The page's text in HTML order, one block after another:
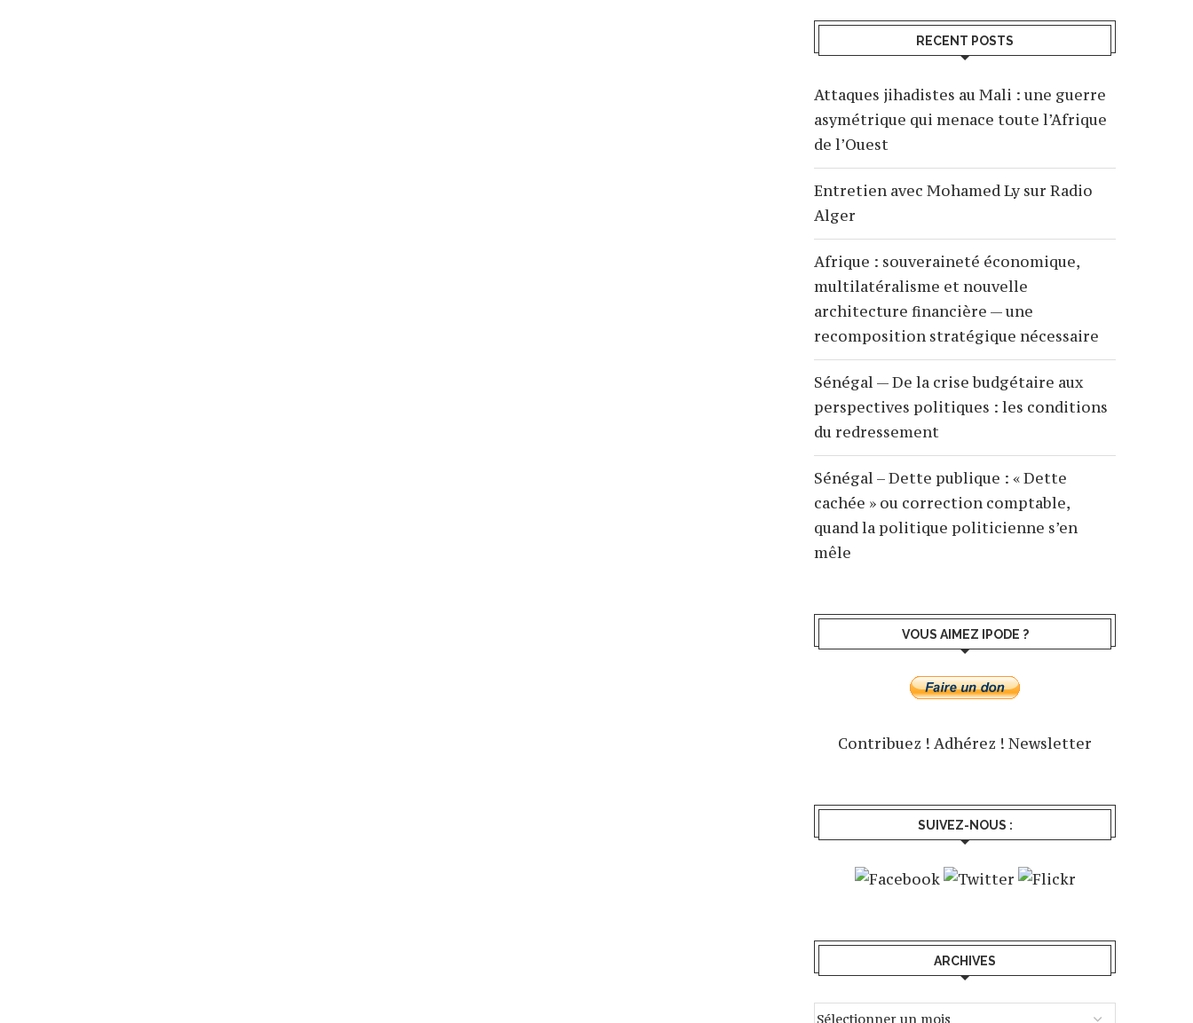
RECENT POSTS
Attaques jihadistes au Mali : une guerre
asymétrique qui menace toute l’Afrique
de l’Ouest
Entretien avec Mohamed Ly sur Radio
Alger
Afrique : souveraineté économique,
multilatéralisme et nouvelle
architecture financière — une
recomposition stratégique nécessaire
Sénégal — De la crise budgétaire aux
perspectives politiques : les conditions
du redressement
Sénégal – Dette publique : « Dette
cachée » ou correction comptable,
quand la politique politicienne s’en
mêle
VOUS AIMEZ IPODE ?
Contribuez ! Adhérez ! Newsletter
SUIVEZ-NOUS :
ARCHIVES